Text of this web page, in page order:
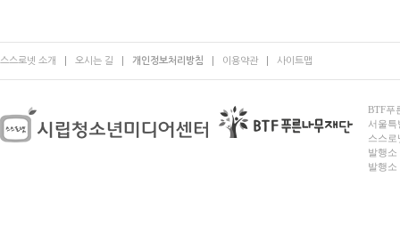
스스로넷 소개 오시는 길 개인정보처리방침 이용약관 사이트맵
BTF푸
서울
스스로
발행소
발행소